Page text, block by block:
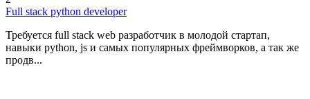
Full stack python developer
Требуется full stack web разработчик в молодой стартап,
навыки python, js и самых популярных фреймворков, а так же
продв...